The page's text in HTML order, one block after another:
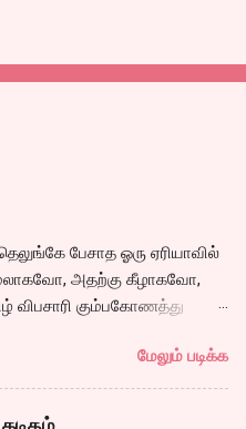
பேசாத ஓரு ஏரியாவில்
அதற்கு கீழாகவோ,
விபசாரி கும்பகோணத்து
அவளுடய வாழ்கை எப்படி
ஓரு நல்ல லைனை , சங்கீதா
சுழற்றி நடப்பதை போல்
மேலும் படிக்க